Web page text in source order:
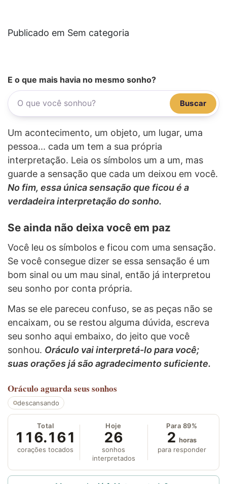
Publicado em Sem categoria
E o que mais havia no mesmo sonho?
Buscar
Um acontecimento, um objeto, um lugar, uma
pessoa... cada um tem a sua própria
interpretação. Leia os símbolos um a um, mas
guarde a sensação que cada um deixou em você.
No fim, essa única sensação que ficou é a
verdadeira interpretação do sonho.
Se ainda não deixa você em paz
Você leu os símbolos e ficou com uma sensação.
Se você consegue dizer se essa sensação é um
bom sinal ou um mau sinal, então já interpretou
seu sonho por conta própria.
Mas se ele pareceu confuso, se as peças não se
encaixam, ou se restou alguma dúvida, escreva
seu sonho aqui embaixo, do jeito que você
sonhou. Oráculo vai interpretá-lo para você;
suas orações já são agradecimento suficiente.
Oráculo aguarda seus sonhos
descansando
Total
116.161
corações tocados
Hoje
26
sonhos
interpretados
Para 89%
2 horas
para responder